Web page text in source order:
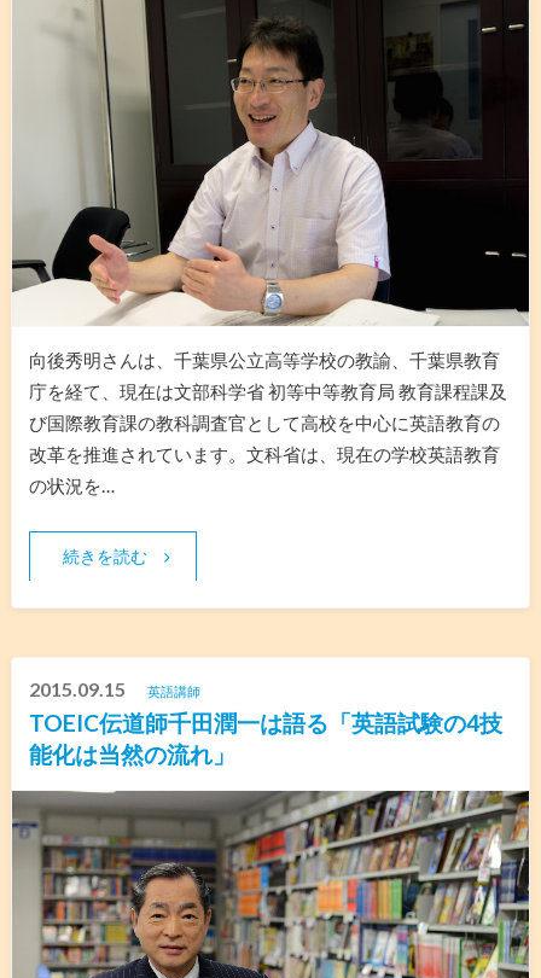
向後秀明さんは、千葉県公立高等学校の教諭、千葉県教育
庁を経て、現在は文部科学省 初等中等教育局 教育課程課及
び国際教育課の教科調査官として高校を中心に英語教育の
改革を推進されています。文科省は、現在の学校英語教育
の状況を…
続きを読む
2015.09.15 英語講師
TOEIC伝道師千田潤一は語る「英語試験の4技
能化は当然の流れ」